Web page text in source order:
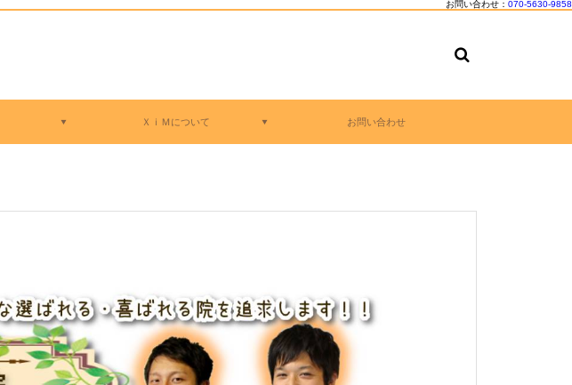
お問い合わせ： 070-5630-9858
ＸｉＭについて お問い合わせ